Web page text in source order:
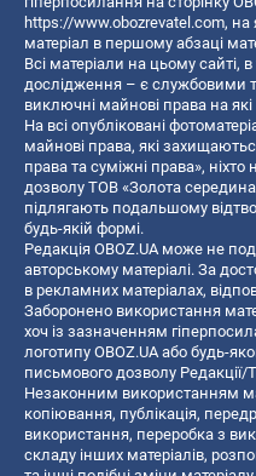
https://www.obozrevatel.com, на
матеріал в першому абзаці
Всі матеріали на цьому сайті, в
дослідження – є службовими
виключні майнові права на
На всі опубліковані
майнові права, які
права та суміжні права»,
дозволу ТОВ «Золота
підлягають подальшому
будь-якій формі.
Редакція OBOZ.UA може не
авторському матеріалі. За
в рекламних матеріалах,
Заборонено використання
хоч із зазначенням
логотипу OBOZ.UA або будь-
письмового дозволу
Незаконним використанням
копiювання, публiкацiя,
використання, переробка з
складу інших матеріалів,